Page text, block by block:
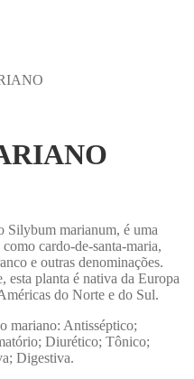
Silybum marianum, é uma
cardo-de-santa-maria,
e outras denominações.
esta planta é nativa da Europa
do Norte e do Sul.
mariano: Antisséptico;
Diurético; Tônico;
Digestiva.